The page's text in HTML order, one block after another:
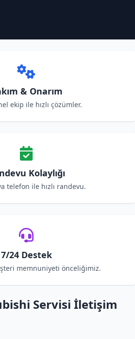
& Onarım
ekip ile hızlı çözümler.
Kolaylığı
telefon ile hızlı randevu.
7/24 Destek
memnuniyeti önceliğimiz.
Servisi İletişim